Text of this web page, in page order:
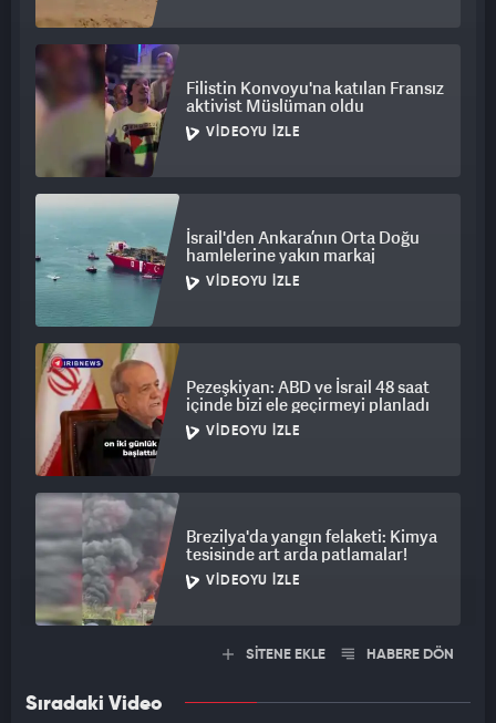
Filistin Konvoyu'na katılan Fransız
aktivist Müslüman oldu
VIDEOYU İZLE
İsrail'den Ankara’nın Orta Doğu
hamlelerine yakın markaj
VIDEOYU İZLE
Pezeşkiyan: ABD ve İsrail 48 saat
içinde bizi ele geçirmeyi planladı
VIDEOYU İZLE
Brezilya'da yangın felaketi: Kimya
tesisinde art arda patlamalar!
VIDEOYU İZLE
SİTENE EKLE HABERE DÖN
Sıradaki Video